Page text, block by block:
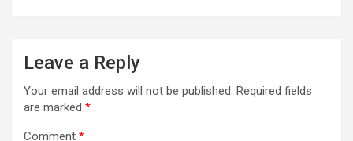
Leave a Reply
Your email address will not be published. Required fields
are marked *
Comment *